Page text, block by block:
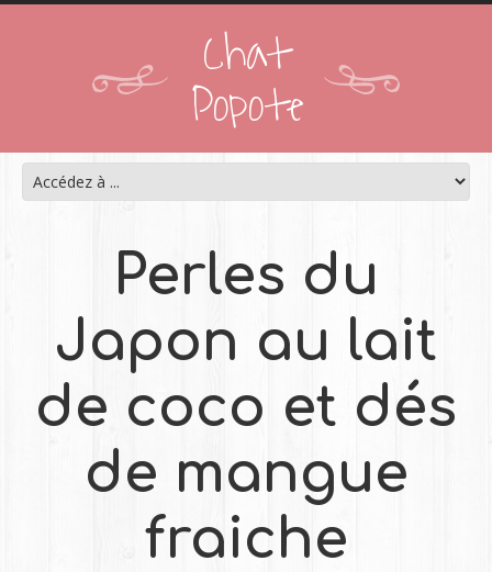
Chat
Popote
Perles du
Japon au lait
de coco et dés
de mangue
fraiche